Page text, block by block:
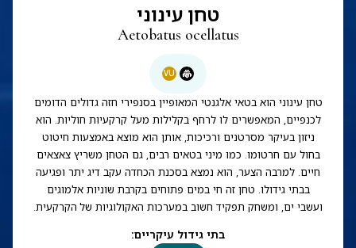
טחן עינוני
Aetobatus ocellatus
VU
טחן עינוני הוא בטאי אלגנטי המאופיין בסנפירי חזה גדולים הדומים
לכנפיים, המאפשרים לו לרחף בקלילות מעל קרקעיות חוליות. הוא
ניזון בעיקר מסרטנים ורכיכות, אותן הוא מוצא באמצעות חיטוט
בחול עם חרטומו. כמו מיני בטאים רבים, גם הטחן משריץ צאצאים
חיים. למרבה הצער, הוא נמצא בסכנת הכחדה עקב דיג יתר ופגיעה
בבתי גידולו. טחן זה חי במים פתוחים בקרבת שוניות אלמוגים
ועשבי ים, ומשחק תפקיד חשוב במערכות האקולוגיות של הקרקעית.
בתי גידול עיקריים: